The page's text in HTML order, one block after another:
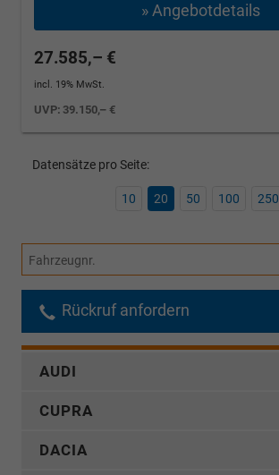
» Angebotdetails
27.585,– €
incl. 19% MwSt.
UVP: 39.150,– €
Datensätze pro Seite:
10 20 50 100 250
Fahrzeugnr.
Rückruf anfordern
AUDI
CUPRA
DACIA